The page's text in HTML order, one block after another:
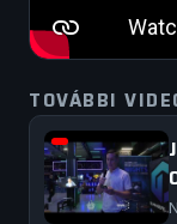
TOVÁBBI